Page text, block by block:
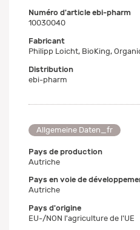
Numéro d'article ebi-pharm
10030040
Fabricant
Philipp Loicht, BioKing,
Distribution
ebi-pharm
Allgemeine Daten_fr
Pays de production
Autriche
Pays en voie de
Autriche
Pays d'origine
EU-/NON l'agriculture de l'UE